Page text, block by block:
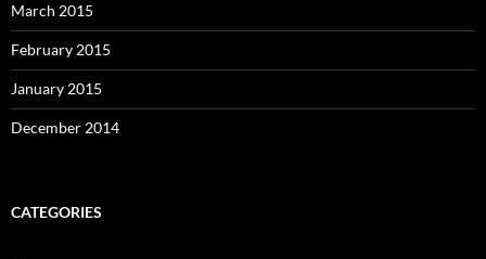
March 2015
February 2015
January 2015
December 2014
CATEGORIES